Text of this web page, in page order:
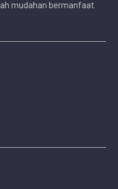
mudahan bermanfaat.